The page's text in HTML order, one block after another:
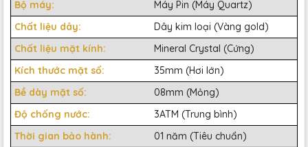
Bộ máy:
Máy Pin (Máy Quartz)
Chất liệu dây:
Dây kim loại (Vàng gold)
Chất liệu mặt kính:
Mineral Crystal (Cứng)
Kích thước mặt số:
35mm (Hơi lớn)
Bề dày mặt số:
08mm (Mỏng)
Độ chống nước:
3ATM (Trung bình)
Thời gian bảo hành:
01 năm (Tiêu chuẩn)